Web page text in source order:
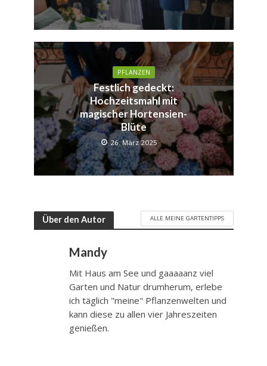
PFLANZEN
Festlich gedeckt:
Hochzeitsmahl mit
magischer Hortensien-
Blüte
26. März 2025
Über den Autor ALLE MEINE GARTENTIPPS
Mandy
Mit Haus am See und gaaaaanz viel
Garten und Natur drumherum, erlebe
ich täglich "meine" Pflanzenwelten und
kann diese zu allen vier Jahreszeiten
genießen.